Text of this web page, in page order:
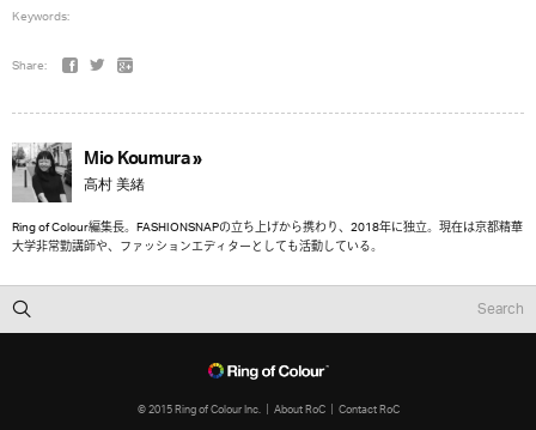
Keywords:
Share:
Mio Koumura »
高村 美緒
Ring of Colour編集長。FASHIONSNAPの立ち上げから携わり、2018年に独立。現在は京都精華
大学非常勤講師や、ファッションエディターとしても活動している。
© 2015 Ring of Colour Inc. About RoC Contact RoC